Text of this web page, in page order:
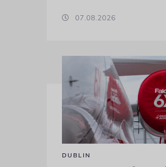
07.08.2026
DUBLIN